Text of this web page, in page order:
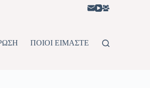
ΠΟΙΟΙ ΕΙΜΑΣΤΕ